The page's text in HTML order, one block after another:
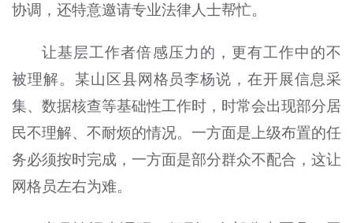
协调，还特意邀请专业法律人士帮忙。
让基层工作者倍感压力的，更有工作中的不
被理解。某山区县网格员李杨说，在开展信息采
集、数据核查等基础性工作时，时常会出现部分居
民不理解、不耐烦的情况。一方面是上级布置的任
务必须按时完成，一方面是部分群众不配合，这让
网格员左右为难。